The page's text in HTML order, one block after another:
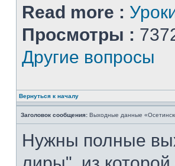
Read more :
Просмотры :
Другие вопросы
Вернуться к началу
Заголовок сообщения: Выходные данные
Нужны полные